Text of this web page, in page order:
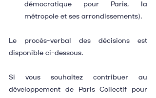
démocratique pour Paris, la
métropole et ses arrondissements).
Le procès-verbal des décisions est
disponible ci-dessous.
Si vous souhaitez contribuer au
développement de Paris Collectif pour